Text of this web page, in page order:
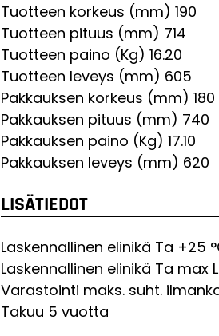
Tuotteen korkeus (mm) 190
Tuotteen pituus (mm) 714
Tuotteen paino (Kg) 16.20
Tuotteen leveys (mm) 605
Pakkauksen korkeus (mm) 180
Pakkauksen pituus (mm) 740
Pakkauksen paino (Kg) 17.10
Pakkauksen leveys (mm) 620
LISÄTIEDOT
Laskennallinen elinikä Ta +25
Laskennallinen elinikä Ta max
Varastointi maks. suht.
Takuu 5 vuotta